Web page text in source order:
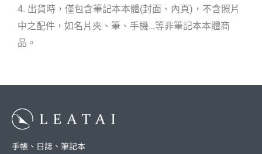
4. 出貨時，僅包含筆記本本體(封面、內頁)，不含照片
中之配件，如名片夾、筆、手機…等非筆記本本體商
品。
手帳、日誌、筆記本